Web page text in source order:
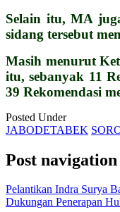
Selain itu, MA
sidang tersebut
Masih menurut
itu, sebanyak 11
39 Rekomendasi
Posted Under
JABODETABEK
Post navigation
Pelantikan Indra Surya
Dukungan Penerapan